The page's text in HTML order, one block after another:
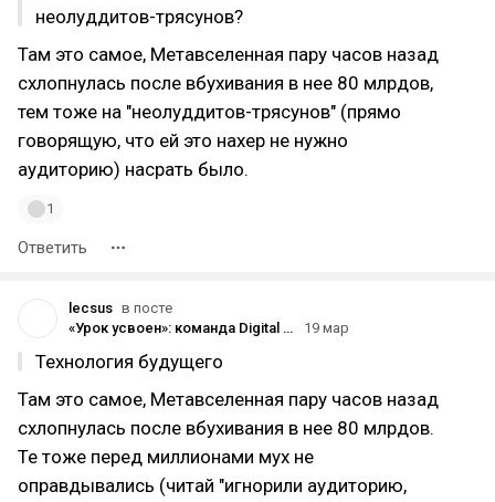
неолуддитов-трясунов?
Там это самое, Метавселенная пару часов назад
схлопнулась после вбухивания в нее 80 млрдов,
тем тоже на "неолуддитов-трясунов" (прямо
говорящую, что ей это нахер не нужно
аудиторию) насрать было.
1
Ответить
lecsus в посте
«Урок усвоен»: команда Digital Foundry ответила на критику, связанную с роликом про DLSS 5
19 мар
Технология будущего
Там это самое, Метавселенная пару часов назад
схлопнулась после вбухивания в нее 80 млрдов.
Те тоже перед миллионами мух не
оправдывались (читай "игнорили аудиторию,